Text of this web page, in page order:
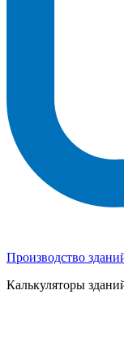
Производство
Калькуляторы